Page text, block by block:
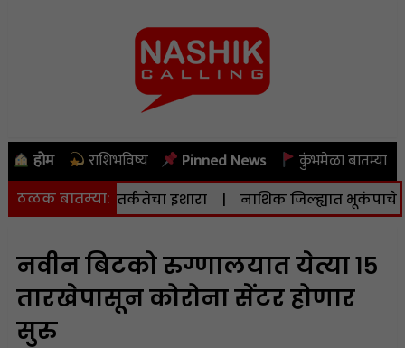
होम राशिभविष्य Pinned News कुंभमेळा बातम्या
ठळक बातम्या:
दिला सतर्कतेचा इशारा | नाशिक जिल्ह्यात भूकंपाचे
नवीन बिटको रुग्णालयात येत्या १५
तारखेपासून कोरोना सेंटर होणार
सुरु